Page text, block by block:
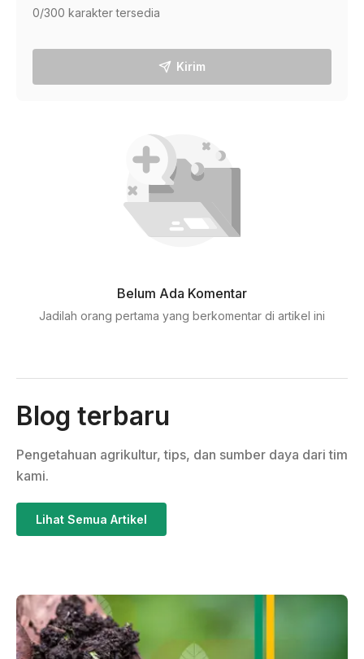
0/300 karakter tersedia
Kirim
Belum Ada Komentar
Jadilah orang pertama yang berkomentar di artikel ini
Blog terbaru
Pengetahuan agrikultur, tips, dan sumber daya dari tim
kami.
Lihat Semua Artikel